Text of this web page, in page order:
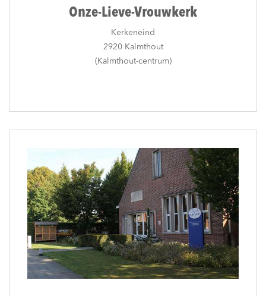
Onze-Lieve-Vrouwkerk
Kerkeneind
2920 Kalmthout
(Kalmthout-centrum)